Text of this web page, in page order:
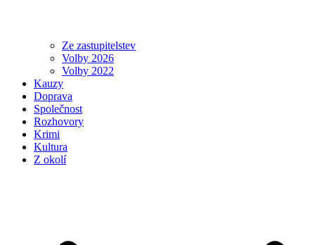
Ze zastupitelstev
Volby 2026
Volby 2022
Kauzy
Doprava
Společnost
Rozhovory
Krimi
Kultura
Z okolí